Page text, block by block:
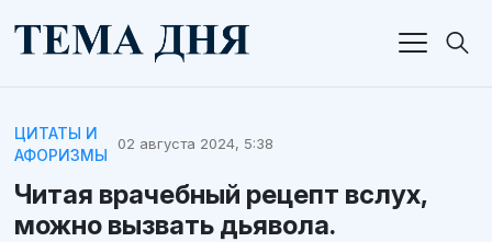
ЦИТАТЫ И
АФОРИЗМЫ
02 августа 2024, 5:38
Читая врачебный рецепт вслух,
можно вызвать дьявола.